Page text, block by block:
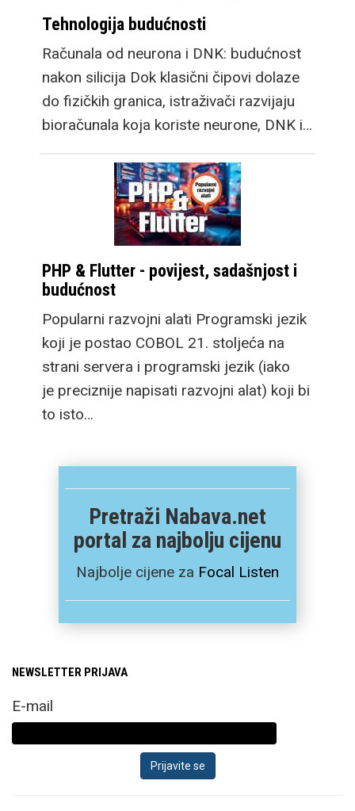
Tehnologija budućnosti
Računala od neurona i DNK: budućnost
nakon silicija Dok klasični čipovi dolaze
do fizičkih granica, istraživači razvijaju
bioračunala koja koriste neurone, DNK i…
PHP & Flutter - povijest, sadašnjost i
budućnost
Popularni razvojni alati Programski jezik
koji je postao COBOL 21. stoljeća na
strani servera i programski jezik (iako
je preciznije napisati razvojni alat) koji bi
to isto…
Pretraži Nabava.net
portal za najbolju cijenu
Najbolje cijene za Focal Listen
NEWSLETTER PRIJAVA
E-mail